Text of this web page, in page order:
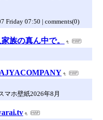
Friday 07:50 | comments(0)
家族の真ん中で。
マホ壁紙2026年8月